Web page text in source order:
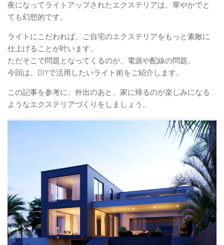
夜になってライトアップされたエクステリアは、華やかでと
ても幻想的です。
ライトにこだわれば、ご自宅のエクステリアをもっと素敵に
仕上げることが叶います。
ただそこで問題となってくるのが、電源や配線の問題。
今回は、DIYで活用したいライト術をご紹介します。
この記事を参考に、外出のあと、家に帰るのが楽しみになる
ようなエクステリアづくりをしましょう。